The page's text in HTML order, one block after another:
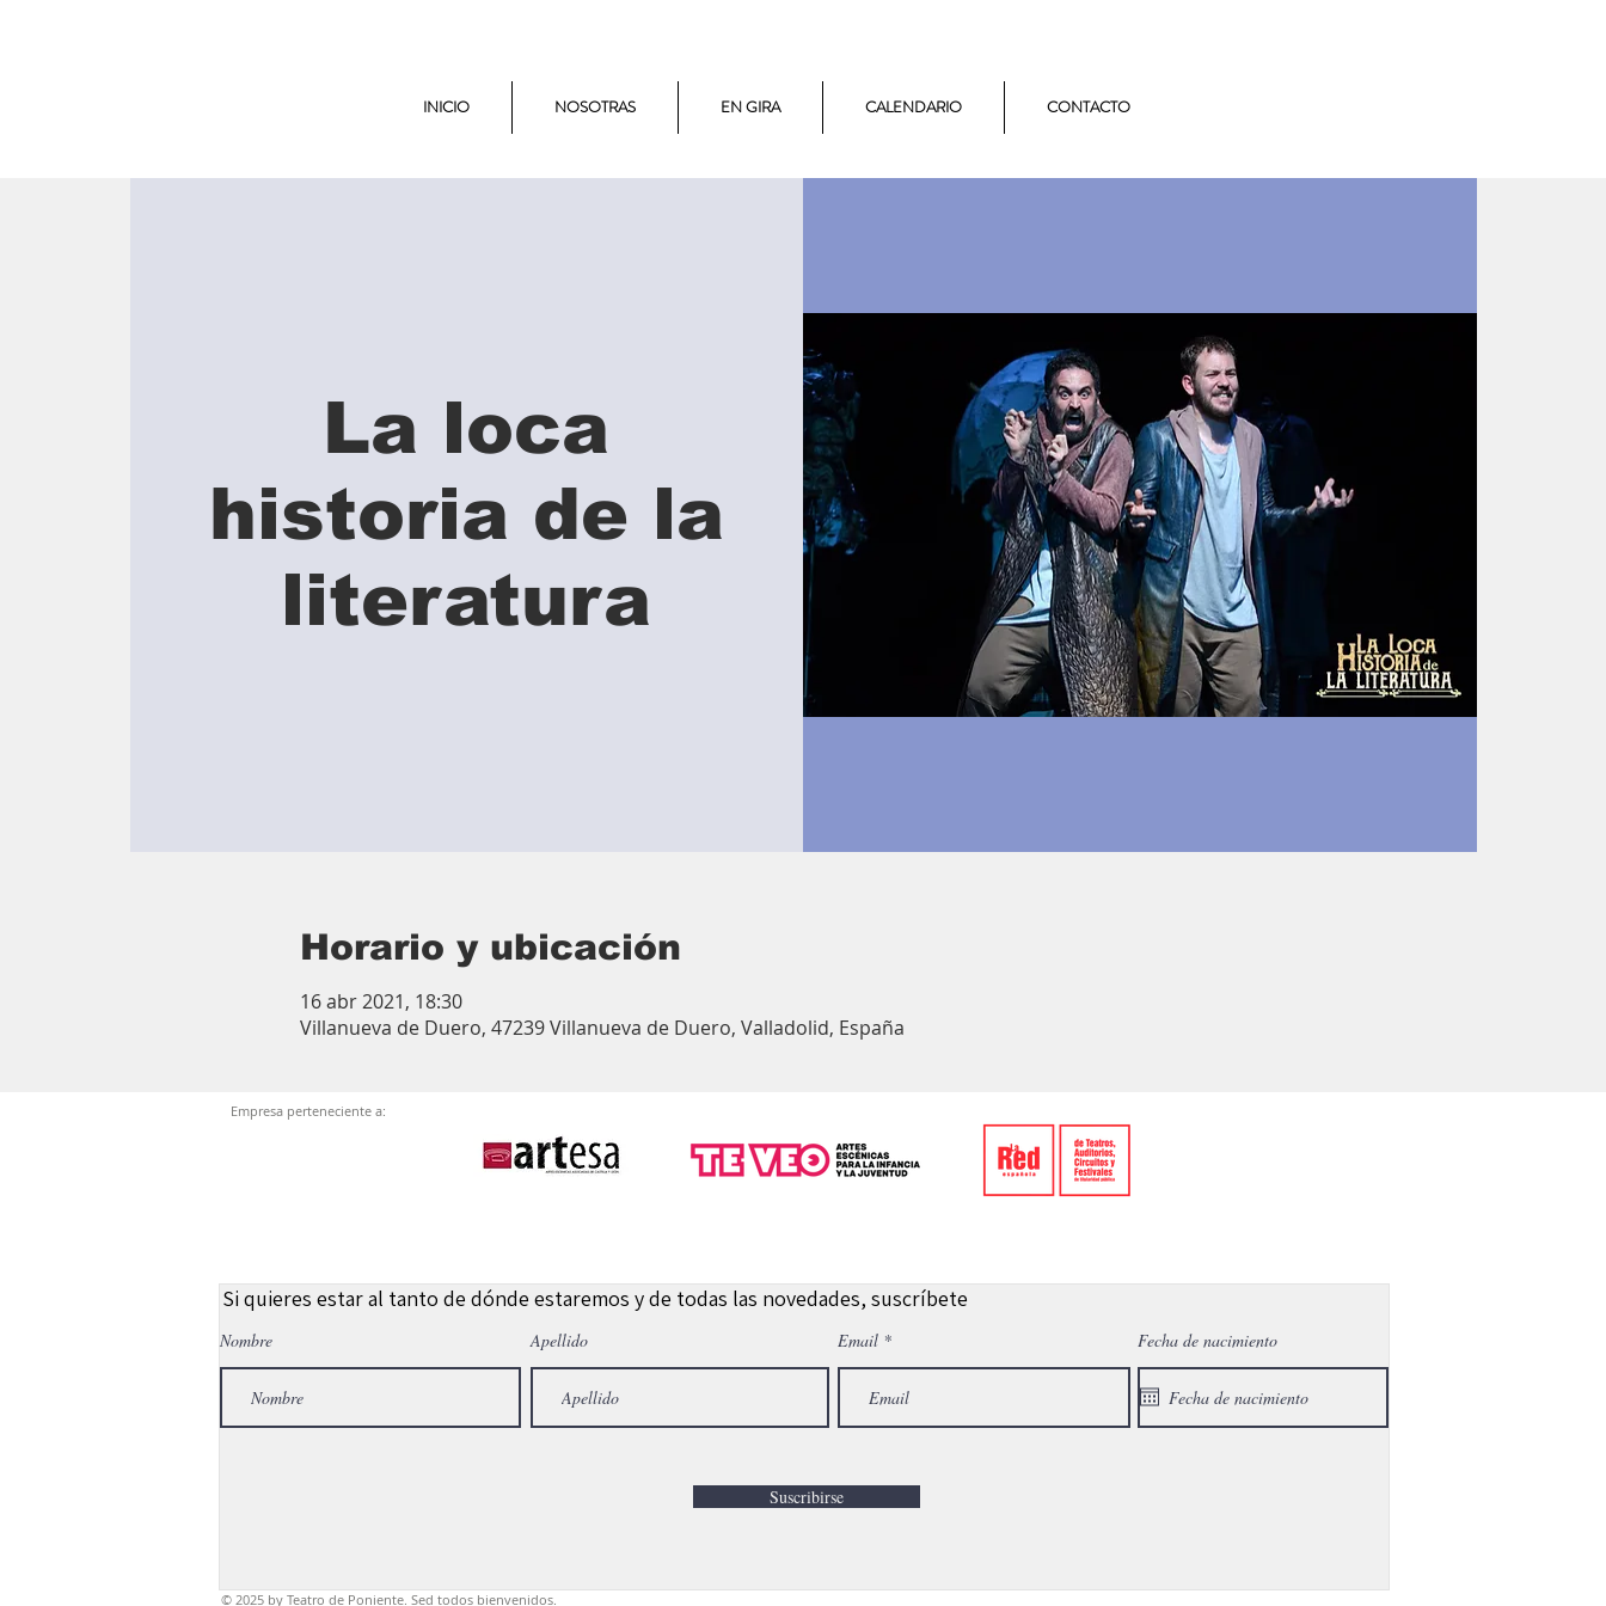
La loca
historia de la
literatura
Horario y ubicación
16 abr 2021, 18:30
Villanueva de Duero, 47239 Villanueva de Duero, Valladolid, España
INICIO NOSOTRAS EN GIRA CALENDARIO CONTACTO
Empresa perteneciente a:
Si quieres estar al tanto de dónde estaremos y de todas las novedades, suscríbete
Nombre Apellido Email Fecha de nacimiento
Suscribirse
© 2025 by Teatro de Poniente. Sed todos bienvenidos.